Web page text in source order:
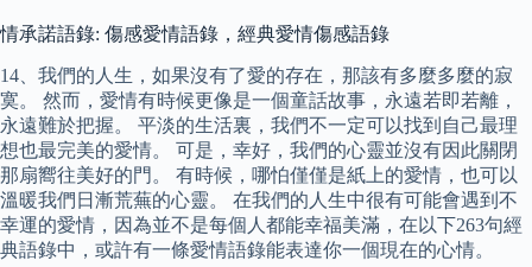
情承諾語錄: 傷感愛情語錄，經典愛情傷感語錄
14、我們的人生，如果沒有了愛的存在，那該有多麼多麼的寂
寞。 然而，愛情有時候更像是一個童話故事，永遠若即若離，
永遠難於把握。 平淡的生活裏，我們不一定可以找到自己最理
想也最完美的愛情。 可是，幸好，我們的心靈並沒有因此關閉
那扇嚮往美好的門。 有時候，哪怕僅僅是紙上的愛情，也可以
溫暖我們日漸荒蕪的心靈。 在我們的人生中很有可能會遇到不
幸運的愛情，因為並不是每個人都能幸福美滿，在以下263句經
典語錄中，或許有一條愛情語錄能表達你一個現在的心情。